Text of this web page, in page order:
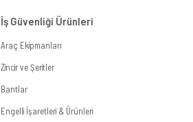
İş Güvenliği Ürünleri
Araç Ekipmanları
Zincir ve Şeritler
Bantlar
Engelli İşaretleri & Ürünleri